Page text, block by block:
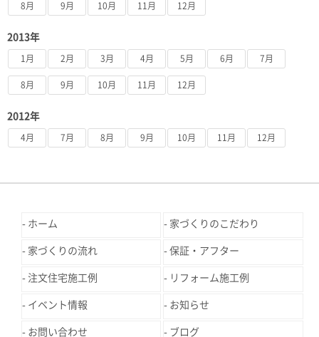
8月 9月 10月 11月 12月
2013年
1月 2月 3月 4月 5月 6月 7月
8月 9月 10月 11月 12月
2012年
4月 7月 8月 9月 10月 11月 12月
ホーム 家づくりのこだわり
家づくりの流れ 保証・アフター
注文住宅施工例 リフォーム施工例
イベント情報 お知らせ
お問い合わせ ブログ